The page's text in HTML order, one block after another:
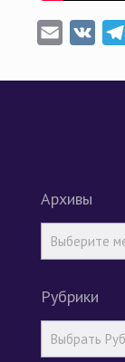
Email VK
Архивы
Рубрики